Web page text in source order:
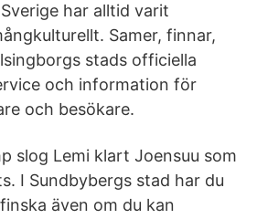
har alltid varit
Samer, finnar,
stads officiella
och information för
och besökare.
slog Lemi klart Joensuu som
I Sundbybergs stad har du
även om du kan